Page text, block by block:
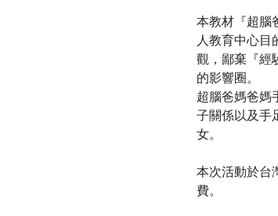
本教材『超腦
人教育中心目
觀，鄙棄『經
的影響圈。
超腦爸媽爸媽
子關係以及手
女。
本次活動於台
費。